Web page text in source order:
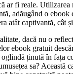
ar fi reale.
adăugând o
atât captivantă, cât
dacă nu o
ebook gratuit
ținută în fața
sa? Această